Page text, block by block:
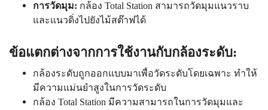
การวัดมุม: กล้อง Total Station สามารถวัดมุมแนวราบ
และแนวดิ่งไปยังไม้สต๊าฟได้
ข้อแตกต่างจากการใช้งานกับกล้องระดับ:
กล้องระดับถูกออกแบบมาเพื่อวัดระดับโดยเฉพาะ ทำให้
มีความแม่นยำสูงในการวัดระดับ
กล้อง Total Station มีความสามารถในการวัดมุมและ